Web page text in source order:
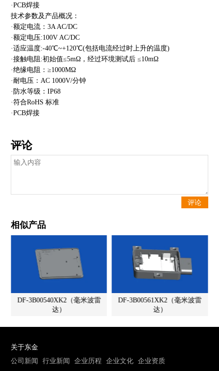
·PCB焊接
技术参数及产品概况：
·额定电流：3A AC/DC
·额定电压:100V AC/DC
·适应温度:-40℃~+120℃(包括电流经过时上升的温度)
·接触电阻:初始值≤5mΩ，经过环境测试后 ≤10mΩ
·绝缘电阻：≥1000MΩ
·耐电压：AC 1000V/分钟
·防水等级：IP68
·符合RoHS 标准
·PCB焊接
评论
相似产品
DF-3B00540XK2（毫米波雷
达）
DF-3B00561XK2（毫米波雷
达）
关于东金
公司新闻
行业新闻 企业历程 企业文化 企业资质